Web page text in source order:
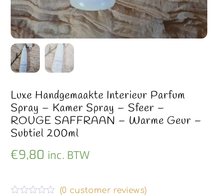
Luxe Handgemaakte Interieur Parfum
Spray – Kamer Spray – Sfeer –
ROUGE SAFFRAAN – Warme Geur –
Subtiel 200ml
€9,80 inc. BTW
(0 customer reviews)